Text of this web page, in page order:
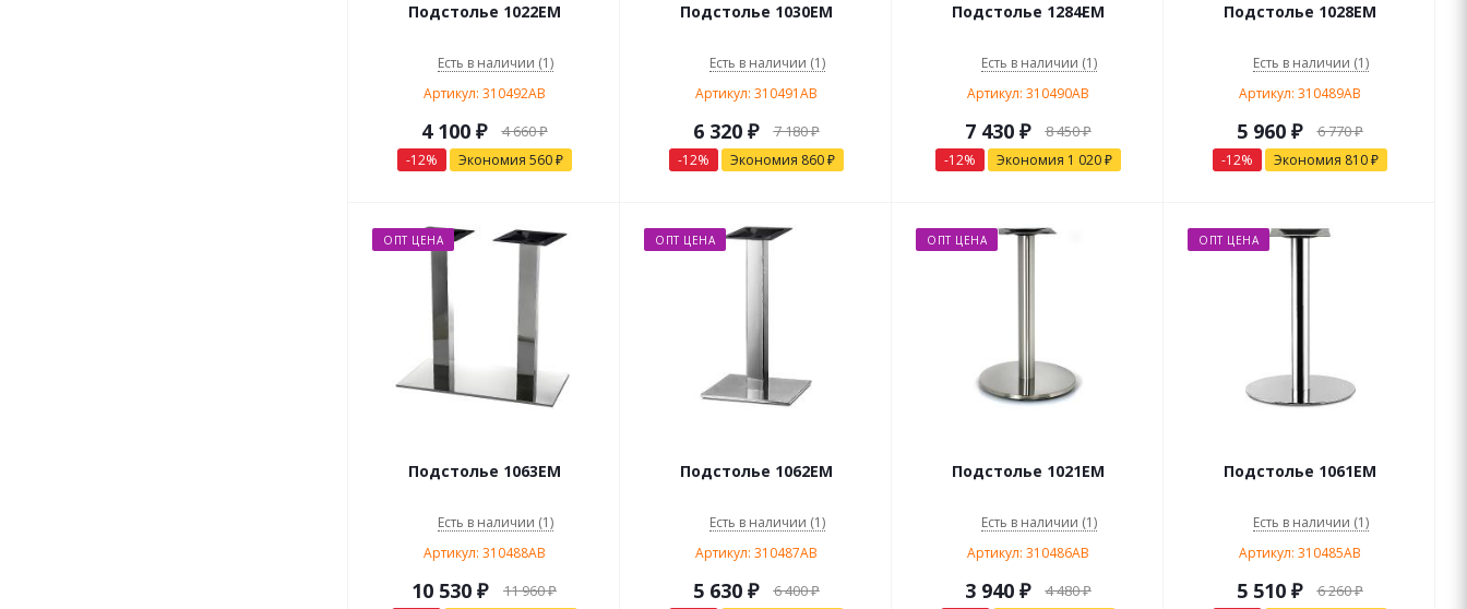
Подстолье 1022EM
Есть в наличии (1)
Артикул: 310492AB
4 100₽ 4 660₽
-12% Экономия 560₽
Подстолье 1030EM
Есть в наличии (1)
Артикул: 310491AB
6 320₽ 7 180₽
-12% Экономия 860₽
Подстолье 1284EM
Есть в наличии (1)
Артикул: 310490AB
7 430₽ 8 450₽
-12% Экономия 1 020₽
Подстолье 1028EM
Есть в наличии (1)
Артикул: 310489AB
5 960₽ 6 770₽
-12% Экономия 810₽
ОПТ ЦЕНА
Подстолье 1063EM
Есть в наличии (1)
Артикул: 310488AB
10 530 ₽ 11 960₽
ОПТ ЦЕНА
Подстолье 1062EM
Есть в наличии (1)
Артикул: 310487AB
5 630₽ 6 400₽
ОПТ ЦЕНА
Подстолье 1021EM
Есть в наличии (1)
Артикул: 310486AB
3 940₽ 4 480₽
ОПТ ЦЕНА
Подстолье 1061EM
Есть в наличии (1)
Артикул: 310485AB
5 510₽ 6 260₽